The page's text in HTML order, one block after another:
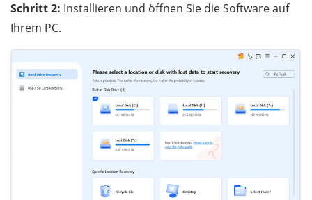
Schritt 2: Installieren und öffnen Sie die Software auf
Ihrem PC.